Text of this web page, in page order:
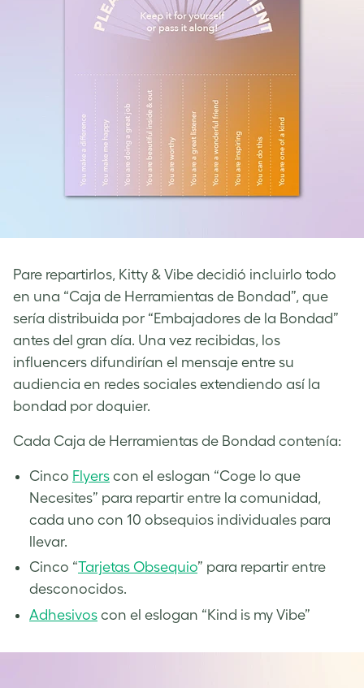
Pare repartirlos, Kitty & Vibe decidió incluirlo todo
en una “Caja de Herramientas de Bondad”, que
sería distribuida por “Embajadores de la Bondad”
antes del gran día. Una vez recibidas, los
influencers difundirían el mensaje entre su
audiencia en redes sociales extendiendo así la
bondad por doquier.
Cada Caja de Herramientas de Bondad contenía:
Cinco Flyers con el eslogan “Coge lo que
Necesites” para repartir entre la comunidad,
cada uno con 10 obsequios individuales para
llevar.
Cinco “Tarjetas Obsequio” para repartir entre
desconocidos.
Adhesivos con el eslogan “Kind is my Vibe”